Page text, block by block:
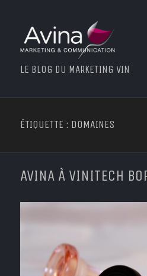
LE BLOG DU MARKETING VIN
ÉTIQUETTE : DOMAINES
AVINA À VINITECH